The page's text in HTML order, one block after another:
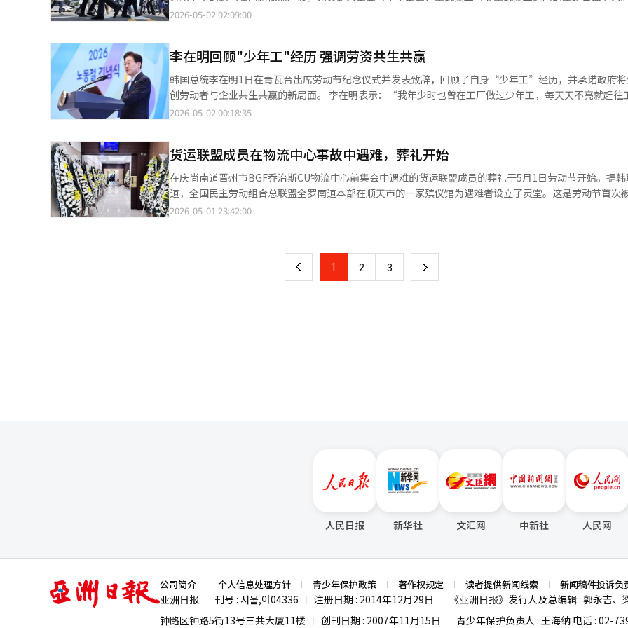
入仁川国际机场。特别是本周末，周边国家如日本和中国也处于假期，预计将有大量外国游客通过仁川国
境。法务部官员表示，为应对仁川机场出入境人数激增，将实施出入境审查特别工作措施，提前30分钟开
的设立对第一劳动力市场的既得利益者是甜美的，但对第二劳动力市场的外包工人和小微企业员工来说，只
断加高，劳动节假日的扩大对他们而言无异于一场无关的盛宴。政策制定者在增加假日的同时，忽视了中小
微商户的实际困难，导致这些企业面临更高的经济压力。此外，工业事故频发，劳动者的安全得不到保障
动人权的薄弱。旧有的工资体系也亟待改革，年功序列制阻碍了企业活力和新招聘。政治界和政府应从象征
中醒悟，真正的劳动改革应从打破旧有结构开始。劳动节的意义在于为所有劳动者创造一个安全、公平的工
2026-05-02 02:09:00
李在明回顾"少年工"经历 强调劳资共生共赢
韩国总统李在明1日在青瓦台出席劳动节纪念仪式并发表致辞，回顾了自身“少年工”经历，并承诺政府
创劳动者与企业共生共赢的新局面。 李在明表示：“我年少时也曾在工厂做过少年工，每天天不亮就赶往工厂，直到
深夜甚至凌晨才能收工。”他坦言，那段岁月虽然艰辛，但用双手劳动、以汗水守护家庭，既是莫大的慰藉
性生态，推动劳动与企业、公平与创新、增长与分配形成良性循环，实现真正意义上的均衡发展。 此外，李在明还就
人工智能冲击劳动市场的问题表明立场。他指出，随着技术持续迭代升级，外界对机器和人工智能取代大量
的忧虑与日俱增，但不能以提升生产率为由，强迫劳动者作出单方面牺牲。面对不可避免的时代变革，应当
共生之路，以保障可持续的未来。
2026-05-02 00:18:35
货运联盟成员在物流中心事故中遇难，葬礼开始
在庆尚南道晋州市BGF乔治斯CU物流中心前集会中遇难的货运联盟成员的葬礼于5月1日劳动节开始。据
道，全国民主劳动组合总联盟全罗南道本部在顺天市的一家殡仪馆为遇难者设立了灵堂。这是劳动节首次
定假日，也是遇难者在物流中心前被撞身亡11天后的日子。葬礼将以“劳动和市民社会葬礼”形式进行，
主烈士墓地。※ 本报道经人工智能（AI）系统翻译与编辑。
2026-05-01 23:42:00
上 1 2 3 下
人民日报 新华社 文汇网 中新社 人民网
亚
洲
日
公司简介 个人信息处理方针 青少年保护政策 著作权规定 读者提供新闻线索 新闻稿件投诉负
亚洲日报 刊号 : 서울,아04336 注册日期 : 2014年12月29日 《亚洲日报》发行人及总编辑 : 郭永吉、
钟路区钟路5街13号三共大厦11楼
创刊日期 : 2007年11月15日 青少年保护负责人 : 王海纳 电话 : 02-